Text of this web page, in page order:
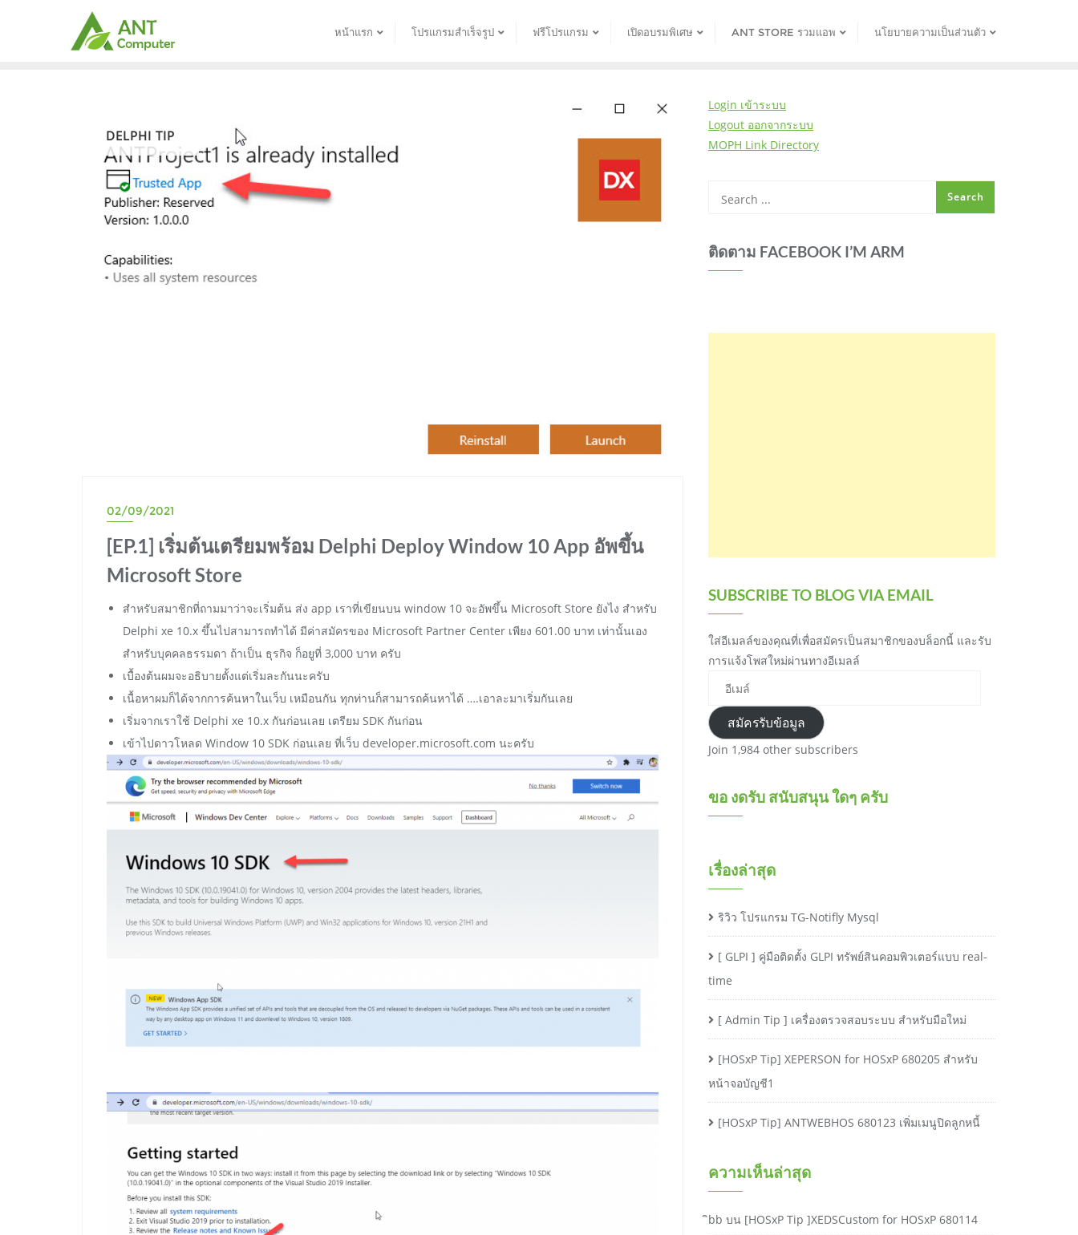
หน้าแรก โปรแกรมสำเร็จรูป ฟรีโปรแกรม เปิดอบรมพิเศษ ANT STORE รวมแอพ นโยบายความเป็นส่วนตัว
DELPHI TIP
02/09/2021
[EP.1] เริ่มต้นเตรียมพร้อม Delphi Deploy Window 10 App อัพขึ้น
Microsoft Store
สำหรับสมาชิกที่ถามมาว่าจะเริ่มต้น ส่ง app เราที่เขียนบน window 10 จะอัพขึ้น Microsoft Store ยังไง สำหรับ
Delphi xe 10.x ขึ้นไปสามารถทำได้ มีค่าสมัครของ Microsoft Partner Center เพียง 601.00 บาท เท่านั้นเอง
สำหรับบุคคลธรรมดา ถ้าเป็น ธุรกิจ ก็อยูที่ 3,000 บาท ครับ
เบื้องต้นผมจะอธิบายตั้งแต่เริ่มละกันนะครับ
เนื้อหาผมก็ได้จากการค้นหาในเว็บ เหมือนกัน ทุกท่านก็สามารถค้นหาได้ ….เอาละมาเริ่มกันเลย
เริ่มจากเราใช้ Delphi xe 10.x กันก่อนเลย เตรียม SDK กันก่อน
เข้าไปดาวโหลด Window 10 SDK ก่อนเลย ที่เว็บ developer.microsoft.com นะครับ
Login เข้าระบบ
Logout ออกจากระบบ
MOPH Link Directory
ติดตาม FACEBOOK I’M ARM
SUBSCRIBE TO BLOG VIA EMAIL
ใส่อีเมลล์ของคุณที่เพื่อสมัครเป็นสมาชิกของบล็อกนี้ และรับ
การแจ้งโพสใหม่ผ่านทางอีเมลล์
อีเมล์
สมัครรับข้อมูล
Join 1,984 other subscribers
ขอ งดรับ สนับสนุน ใดๆ ครับ
เรื่องล่าสุด
ริวิว โปรแกรม TG-Notifly Mysql
[ GLPI ] คู่มือติดตั้ง GLPI ทรัพย์สินคอมพิวเตอร์แบบ real-
time
[ Admin Tip ] เครื่องตรวจสอบระบบ สำหรับมือใหม่
[HOSxP Tip] XEPERSON for HOSxP 680205 สำหรับ
หน้าจอบัญชี1
[HOSxP Tip] ANTWEBHOS 680123 เพิ่มเมนูปิดลูกหนี้
ความเห็นล่าสุด
ิbb บน [HOSxP Tip ]XEDSCustom for HOSxP 680114